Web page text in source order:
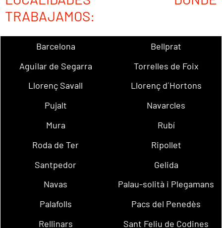
TRABAJAMOS:
Barcelona
Bellprat
Aguilar de Segarra
Torrelles de Foix
Llorenç Savall
Llorenç d´Hortons
Pujalt
Navarcles
Mura
Rubí
Roda de Ter
Ripollet
Santpedor
Gelida
Navas
Palau-solità i Plegamans
Palafolls
Pacs del Penedès
Rellinars
Sant Feliu de Codines